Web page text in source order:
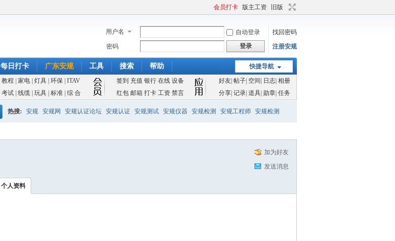
会员打卡 版主工资 旧版
用户名 自动登录
找回密码
密码
登录 注册安规
快捷导航
每日打卡 广东安规 工具 搜索 帮助
教程 家电 灯具 环保 ITAV 签到 充值 银行 在线 设备 好友| 帖子| 空间 日志| 相册
考试| 线缆| 玩具| 标准| 综 合 红包 邮箱 打卡 工资 禁言 分享| 记录| 道具| 勋章| 任务
热搜: 安规 安规网 安规认证论坛 安规认证 安规测试 安规仪器 安规检测 安规工程师 安规检测
加为好友
发送消息
个人资料